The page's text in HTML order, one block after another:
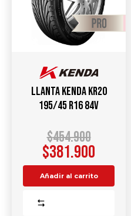
Llanta KENDA KR20
195/45 R16 84V
$454.900
$381.900
Añadir al carrito